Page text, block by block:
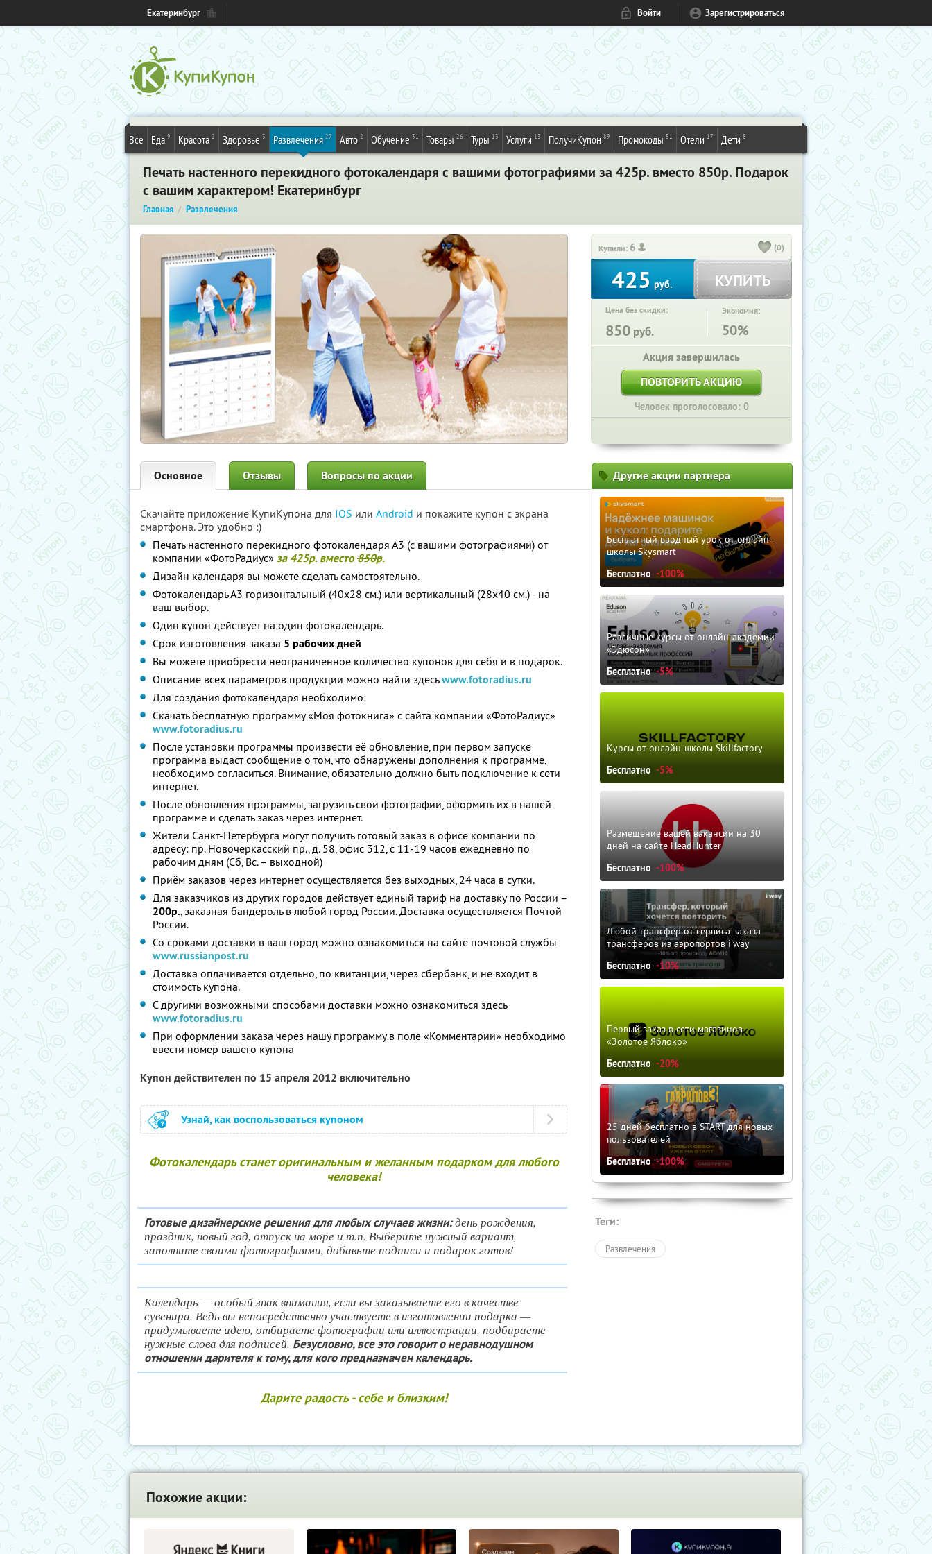
Екатеринбург Войти Зарегистрироваться
Все Еда 9 Красота 2 Здоровье 3 Развлечения 27 Авто 2 Обучение 31 Товары 26 Туры 13 Услуги 13 ПолучиКупон 89 Промокоды 51 Отели 17 Дети 8
Печать настенного перекидного фотокалендаря с вашими фотографиями за 425р. вместо 850р. Подарок
с вашим характером! Екатеринбург
Главная Развлечения
Купили: 6 (0)
425 руб. КУПИТЬ
Цена без скидки:
850 руб.
Экономия:
50%
Акция завершилась
ПОВТОРИТЬ АКЦИЮ
Человек проголосовало: 0
Основное Отзывы Вопросы по акции
Скачайте приложение КупиКупона для IOS или Android и покажите купон с экрана
смартфона. Это удобно :)
Печать настенного перекидного фотокалендаря А3 (с вашими фотографиями) от
компании «ФотоРадиус» за 425р. вместо850р.
Дизайн календаря вы можете сделать самостоятельно.
Фотокалендарь А3 горизонтальный (40x28 см.) или вертикальный (28x40 см.) - на
ваш выбор.
Один купон действует на один фотокалендарь.
Срок изготовления заказа 5 рабочих дней
Вы можете приобрести неограниченное количество купонов для себя и в подарок.
Описание всех параметров продукции можно найти здесьwww.fotoradius.ru
Для создания фотокалендаря необходимо:
Скачать бесплатную программу «Моя фотокнига» с сайта компании «ФотоРадиус»
www.fotoradius.ru
После установки программы произвести её обновление, при первом запуске
программа выдаст сообщение о том, что обнаружены дополнения к программе,
необходимо согласиться. Внимание, обязательно должно быть подключение к сети
интернет.
После обновления программы, загрузить свои фотографии, оформить их в нашей
программе и сделать заказ через интернет.
Жители Санкт-Петербурга могут получить готовый заказ в офисе компании по
адресу: пр. Новочеркасский пр., д. 58, офис 312, с 11-19 часов ежедневно по
рабочим дням (Сб, Вс. – выходной)
Приём заказов через интернет осуществляется без выходных, 24 часа в сутки.
Для заказчиков из других городов действует единый тариф на доставку по России –
200р., заказная бандероль в любой город России. Доставка осуществляется Почтой
России.
Со сроками доставки в ваш город можно ознакомиться на сайте почтовой службы
www.russianpost.ru
Доставка оплачивается отдельно, по квитанции, через сбербанк, и не входит в
стоимость купона.
С другими возможными способами доставки можно ознакомиться здесь
www.fotoradius.ru
При оформлении заказа через нашу программу в поле «Комментарии» необходимо
ввести номер вашего купона
Купон действителен по 15 апреля 2012 включительно
Узнай, как воспользоваться купоном
Фотокалендарь станет оригинальным и желанным подарком для любого
человека!
Готовые дизайнерские решения для любых случаев жизни:день рождения,
праздник, новый год, отпуск на море и т.п. Выберите нужный вариант,
заполните своими фотографиями, добавьте подписи и подарок готов!
Календарь — особый знак внимания, если вы заказываете его в качестве
сувенира. Ведь вы непосредственно участвуете в изготовлении подарка —
придумываете идею, отбираете фотографии или иллюстрации, подбираете
нужные слова для подписей. Безусловно, все это говорит о неравнодушном
отношении дарителя к тому, для кого предназначен календарь.
Дарите радость - себе и близким!
Другие акции партнера
Бесплатный вводный урок от онлайн-
школы Skysmart
Бесплатно -100%
Различные курсы от онлайн-академии
«Эдюсон»
Бесплатно -5%
Курсы от онлайн-школы Skillfactory
Бесплатно -5%
Размещение вашей вакансии на 30
дней на сайте HeadHunter
Бесплатно -100%
Любой трансфер от сервиса заказа
трансферов из аэропортов i'way
Бесплатно -10%
Первый заказ в сети магазинов
«Золотое Яблоко»
Бесплатно -20%
25 дней бесплатно в START для новых
пользователей
Бесплатно -100%
Теги:
Развлечения
Похожие акции: